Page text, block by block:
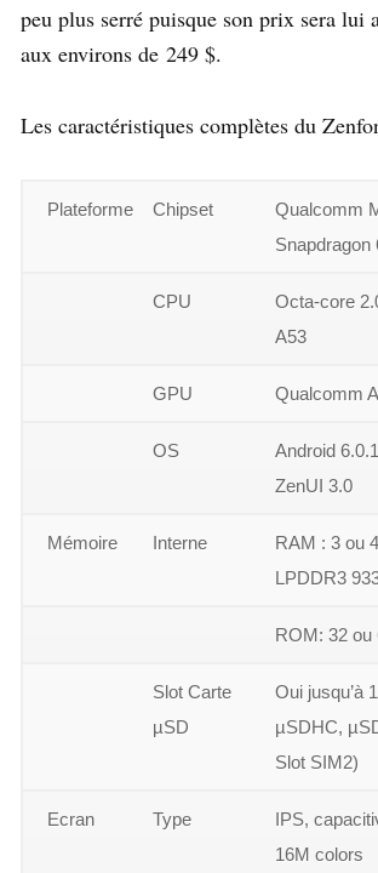
peu plus serré puisque son prix sera lui
aux environs de 249 $.
Les caractéristiques complètes du
Plateforme Chipset
Qualcomm
Snapdragon
CPU
Octa-core
A53
GPU Qualcomm
OS
Android
ZenUI 3.0
Mémoire Interne
RAM : 3 ou
LPDDR3
ROM: 32 ou
Slot Carte
µSD
Oui jusqu’à
µSDHC,
Slot SIM2)
Ecran Type
IPS,
16M colors